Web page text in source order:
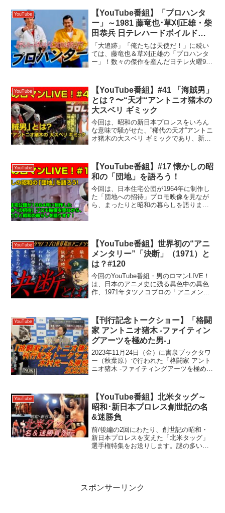
YouTube
【YouTube番組】「プロハンタ
ー」～1981 藤竜也･草刈正雄・柴
田恭兵 日テレハードボイルド＆
コミカル名作ドラマ！
「大追跡」「俺たちは天使だ！」に続い
ては、藤竜也＆草刈正雄の「プロハンタ
ー」！数々の傑作を産んだ日テレ火曜9時
共に解説します！【チャプター】
00:00:00 オープニン...
YouTube
【YouTube番組】#41 「海賊男」
とは？〜“天才“アントニオ猪木の
大スベリ ギミック
今回は、昭和の新日本プロレスをいろん
な意味で騒がせた、”稀代の天才”アントニ
オ猪木の大スベリ ギミックであり、新日
ー】00:00:00 ハイライト00:00:11 オー...
YouTube
【YouTube番組】#17 懐かしの昭
和の「団地」を語ろう！
今回は、日本住宅公団が1964年に制作し
た「団地への招待」プロモ映像を見なが
ら、まったりと昭和の暮らしを語りま
YouTube
【YouTube番組】世界初の“アニ
メンタリー”「決断」（1971）と
は？#120
今回のYouTube番組・男のロマンLIVE！
は、日本のアニメ史に残る異色中の異色
作、1971年タツノコプロの「アニメンタ
などその後の作品への影響、さらには有
名な最終回...
YouTube
【刊行記念トークショー】「格闘
家 アントニオ猪木 -ファイティン
グアーツを極めた男-」
2023年11月24日（金）に書泉ブックタワ
ー（秋葉原）で行われた「格闘家 アント
ニオ猪木 -ファイティングアーツを極めた
ト・カメラマン 原悦生さんの、「至近距
離で...
YouTube
【YouTube番組】北米タッグ～
昭和･新日本プロレス創世記の名
&迷勝負
前/後編の2回にわたり、創世記の昭和・
新日本プロレスを支えた「北米タッグ」
選手権特集をお送りします。謎の多いタ
スポンサーリンク